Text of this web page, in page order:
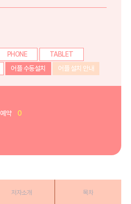
PHONE
TABLET
어플 수동설치 어플 설치 안내
예약 0
저자소개 목차